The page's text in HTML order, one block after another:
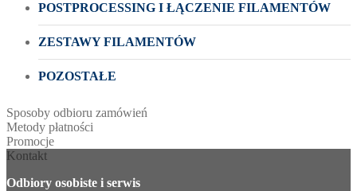
POSTPROCESSING I ŁĄCZENIE FILAMENTÓW
ZESTAWY FILAMENTÓW
POZOSTAŁE
Sposoby odbioru zamówień
Metody płatności
Promocje
Kontakt
Odbiory osobiste i serwis